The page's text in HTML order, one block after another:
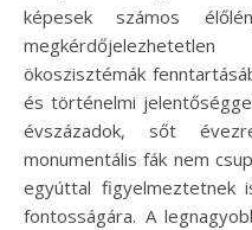
képesek számos
ökoszisztémák
és történelmi
évszázadok, sőt
monumentális fák nem
egyúttal figyelmeztetnek
fontosságára. A